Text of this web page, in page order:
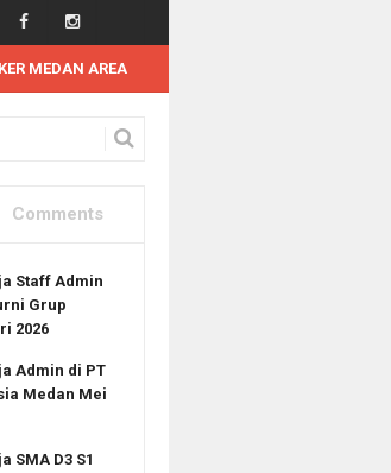
MEDAN AREA
Vigourland Medan April 2025 (Tersedia 4 Posisi Kerja)
Comments
Staff Admin
Grup
2026
Admin di PT
Medan Mei
SMA D3 S1